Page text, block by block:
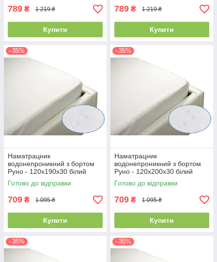
789 ₴ 1 219 ₴
Купити
789 ₴ 1 219 ₴
Купити
–35%
Наматрацник
водонепроникний з бортом
Руно - 120x190x30 білий
(21386)
Готово до відправки
709 ₴ 1 095 ₴
Купити
–35%
Наматрацник
водонепроникний з бортом
Руно - 120x200x30 білий
(21381)
Готово до відправки
709 ₴ 1 095 ₴
Купити
–35% –35%